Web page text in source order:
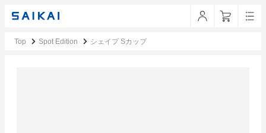
Top Spot Edition シェイプ Sカップ